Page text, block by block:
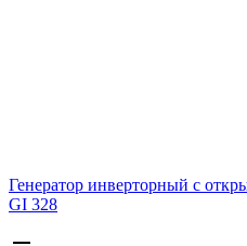
Генератор инверторный с
GI 328